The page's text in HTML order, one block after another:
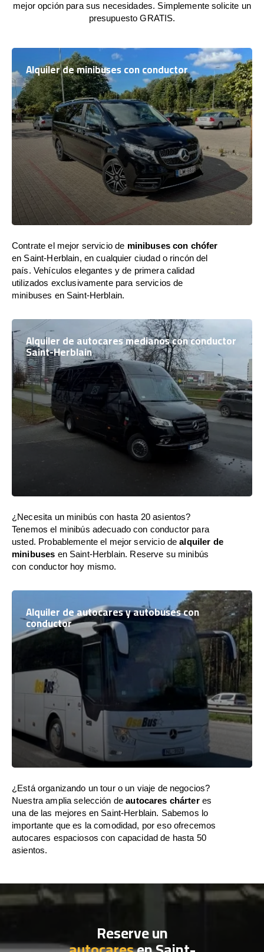
mejor opción para sus necesidades. Simplemente solicite un
presupuesto GRATIS.
Alquiler de minibuses con conductor
Contrate el mejor servicio de minibuses con chófer
en Saint-Herblain, en cualquier ciudad o rincón del
país. Vehículos elegantes y de primera calidad
utilizados exclusivamente para servicios de
minibuses en Saint-Herblain.
Alquiler de autocares medianos con conductor
Saint-Herblain
¿Necesita un minibús con hasta 20 asientos?
Tenemos el minibús adecuado con conductor para
usted. Probablemente el mejor servicio dealquiler de
minibuses en Saint-Herblain. Reserve su minibús
con conductor hoy mismo.
Alquiler de autocares y autobuses con
conductor
¿Está organizando un tour o un viaje de negocios?
Nuestra amplia selección deautocares chárteres
una de las mejores en Saint-Herblain. Sabemos lo
importante que es la comodidad, por eso ofrecemos
autocares espaciosos con capacidad de hasta 50
asientos.
Reserve un